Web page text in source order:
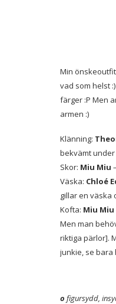
Min
vad som helst
färger :P Men
armen :)
Klänning:
bekvämt under
Skor: Miu Miu
Väska: Chloé
gillar en väska
Kofta: Miu Miu
Men man
riktiga pärlor].
junkie, se bara
o figursydd,